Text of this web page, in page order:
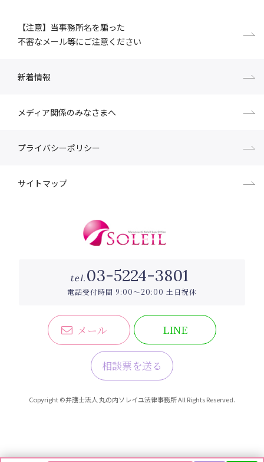
tel.03-5224-3801
電話受付時間 9:00〜20:00 土日祝休
メール LINE
相談票を送る
【注意】当事務所名を騙った
不審なメール等にご注意ください
新着情報
メディア関係のみなさまへ
プライバシーポリシー
サイトマップ
Copyright ©弁護士法人 丸の内ソレイユ法律事務所 All Rights Reserved.